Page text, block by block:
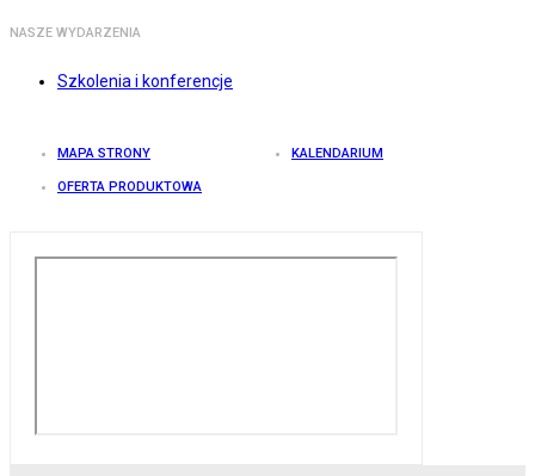
NASZE WYDARZENIA
Szkolenia i konferencje
MAPA STRONY KALENDARIUM
OFERTA PRODUKTOWA